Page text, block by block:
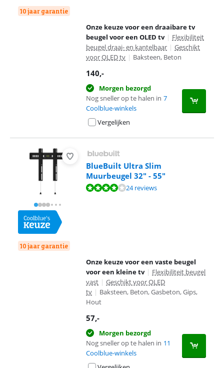
10 jaar garantie
Onze keuze voor een draaibare tv
beugel voor een OLED tv | Flexibiliteit
beugel draai- en kantelbaar | Geschikt
voor OLED tv | Baksteen, Beton
140,-
Morgen bezorgd
Nog sneller op te halen in 7
Coolblue-winkels
Vergelijken
10 jaar garantie
BlueBuilt Ultra Slim
Muurbeugel 32" - 55"
Beoordeling is 8,0 van de 10, gebaseerd op 24 reviews.
24 reviews
Onze keuze voor een vaste beugel
voor een kleine tv | Flexibiliteit beugel
vast | Geschikt voor OLED
tv | Baksteen, Beton, Gasbeton, Gips,
Hout
57,-
Morgen bezorgd
Nog sneller op te halen in 11
Coolblue-winkels